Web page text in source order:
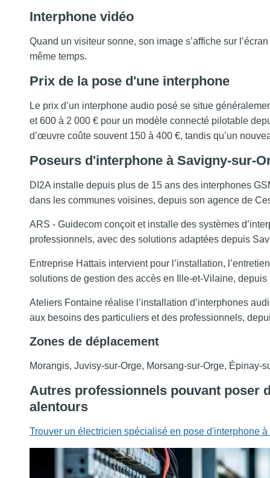
Interphone vidéo
Quand un visiteur sonne, son image s’affiche sur
même temps.
Prix de la pose d'une interphone
Le prix d’un interphone audio posé se situe
et 600 à 2 000 € pour un modèle connecté pilotable
d’œuvre coûte souvent 150 à 400 €, tandis qu’un
Poseurs d'interphone à Savigny-sur-
DI2A installe depuis plus de 15 ans des interphones
dans les communes voisines, depuis son agence de
ARS - Guidecom conçoit et installe des systèmes
professionnels, avec des solutions adaptées depuis
Entreprise Hattais intervient pour l’installation,
solutions de gestion des accès en Ille-et-Vilaine, depuis
Ateliers Fontaine réalise l’installation d’interphones
aux besoins des particuliers et des professionnels,
Zones de déplacement
Morangis, Juvisy-sur-Orge, Morsang-sur-Orge, Épinay-
Autres professionnels pouvant poser
alentours
Trouver un électricien spécialisé en pose d'interphone